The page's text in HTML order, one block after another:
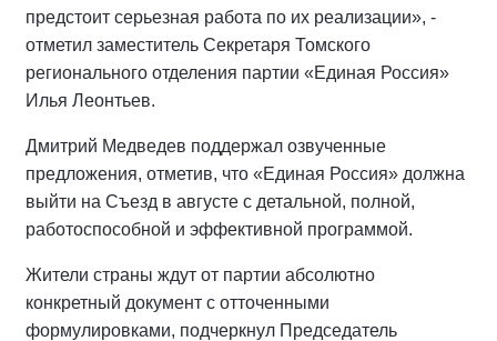
предстоит серьезная работа по их реализации», -
отметил заместитель Секретаря Томского
регионального отделения партии «Единая Россия»
Илья Леонтьев.
Дмитрий Медведев поддержал озвученные
предложения, отметив, что «Единая Россия» должна
выйти на Съезд в августе с детальной, полной,
работоспособной и эффективной программой.
Жители страны ждут от партии абсолютно
конкретный документ с отточенными
формулировками, подчеркнул Председатель